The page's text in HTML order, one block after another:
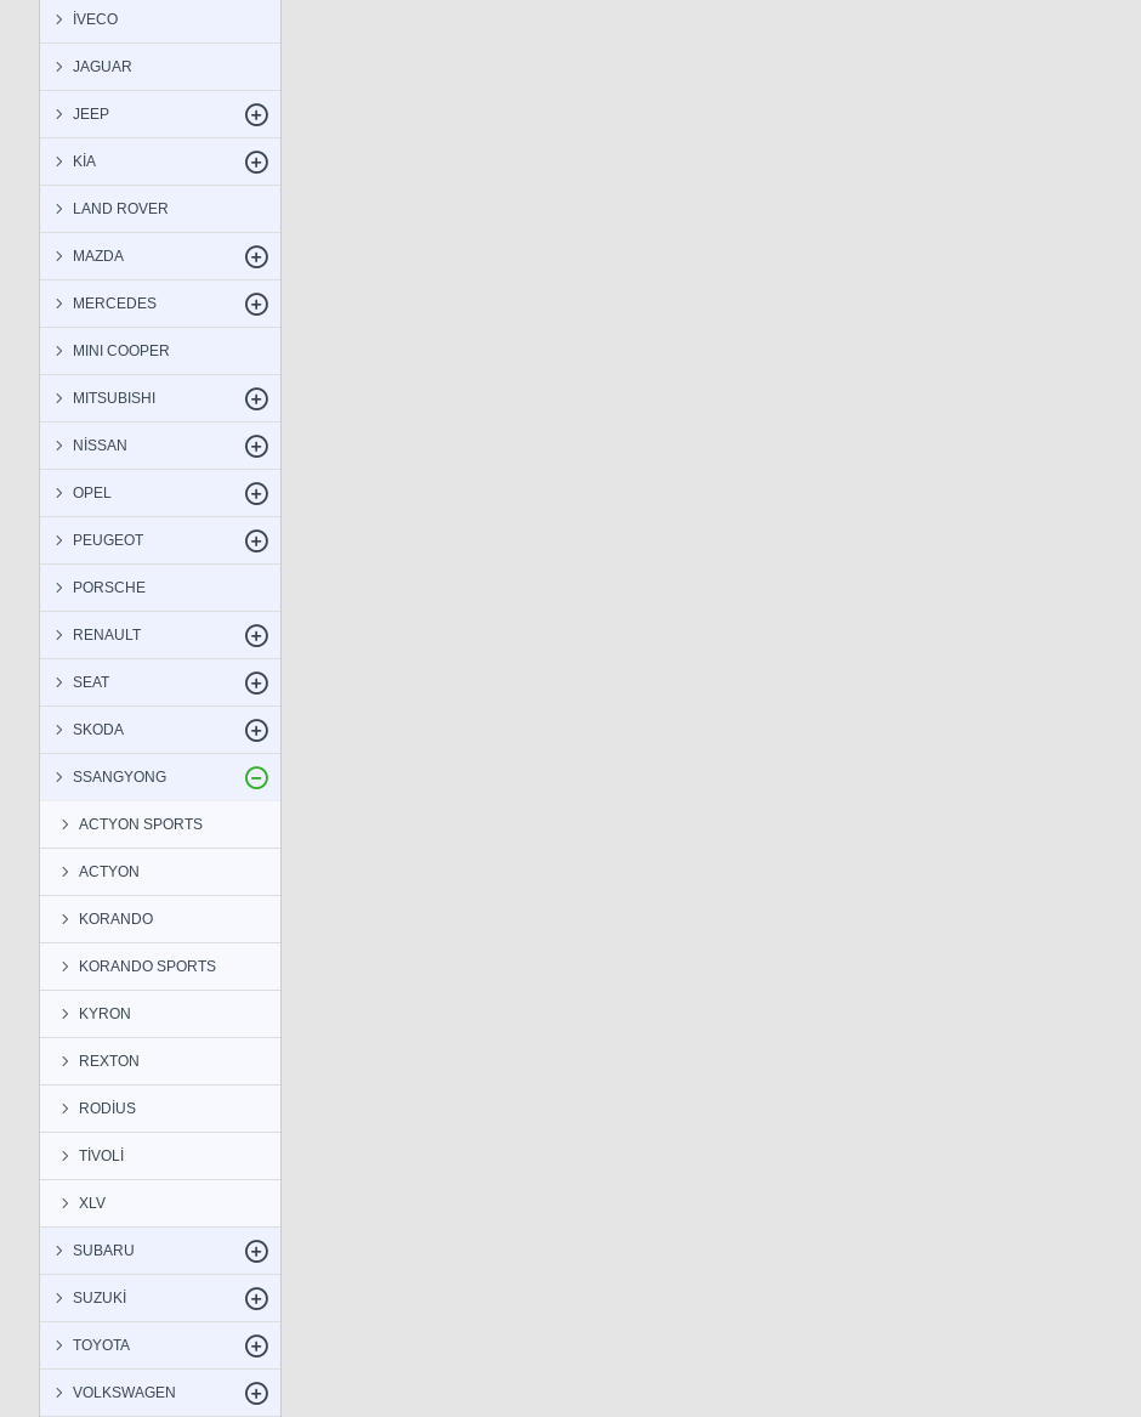
İVECO
JAGUAR
JEEP
KİA
LAND ROVER
MAZDA
MERCEDES
MINI COOPER
MITSUBISHI
NİSSAN
OPEL
PEUGEOT
PORSCHE
RENAULT
SEAT
SKODA
SSANGYONG
ACTYON SPORTS
ACTYON
KORANDO
KORANDO SPORTS
KYRON
REXTON
RODİUS
TİVOLİ
XLV
SUBARU
SUZUKİ
TOYOTA
VOLKSWAGEN